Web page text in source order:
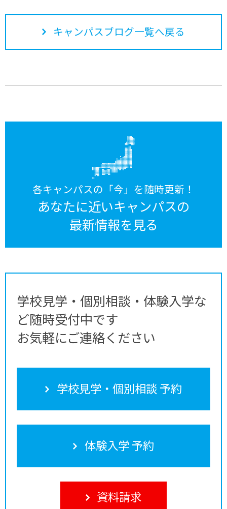
キャンパスブログ一覧へ戻る
各キャンパスの「今」を随時更新！
あなたに近いキャンパスの
最新情報を見る
学校見学・個別相談・体験入学な
ど随時受付中です
お気軽にご連絡ください
学校見学・個別相談 予約
体験入学 予約
資料請求